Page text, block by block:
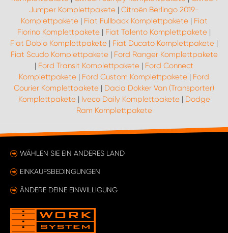
Jumper Komplettpakete | Citroën Berlingo 2019-
Komplettpakete| Fiat Fullback Komplettpakete| Fiat
Fiorino Komplettpakete | Fiat Talento Komplettpakete |
Fiat Doblo Komplettpakete | Fiat Ducato Komplettpakete |
Fiat Scudo Komplettpakete| Ford Ranger Komplettpakete
| Ford Transit Komplettpakete | Ford Connect
Komplettpakete | Ford Custom Komplettpakete | Ford
Courier Komplettpakete | Dacia Dokker Van (Transporter)
Komplettpakete| Iveco Daily Komplettpakete| Dodge
Ram Komplettpakete
WÄHLEN SIE EIN ANDERES LAND
EINKAUFSBEDINGUNGEN
ÄNDERE DEINE EINWILLIGUNG